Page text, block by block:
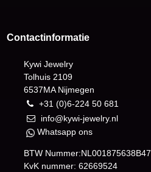
Contactinformatie
Kywi Jewelry
Tolhuis 2109
6537MA Nijmegen
+31 (0)6-224 50 681
info@kywi-jewelry.nl
Whatsapp ons
BTW Nummer:NL001875638B47
KvK nummer: 62669524